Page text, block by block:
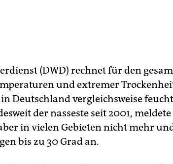
(DWD) rechnet für den
und extremer
Deutschland vergleichsweise
der nasseste seit 2001,
in vielen Gebieten nicht mehr
bis zu 30 Grad an.